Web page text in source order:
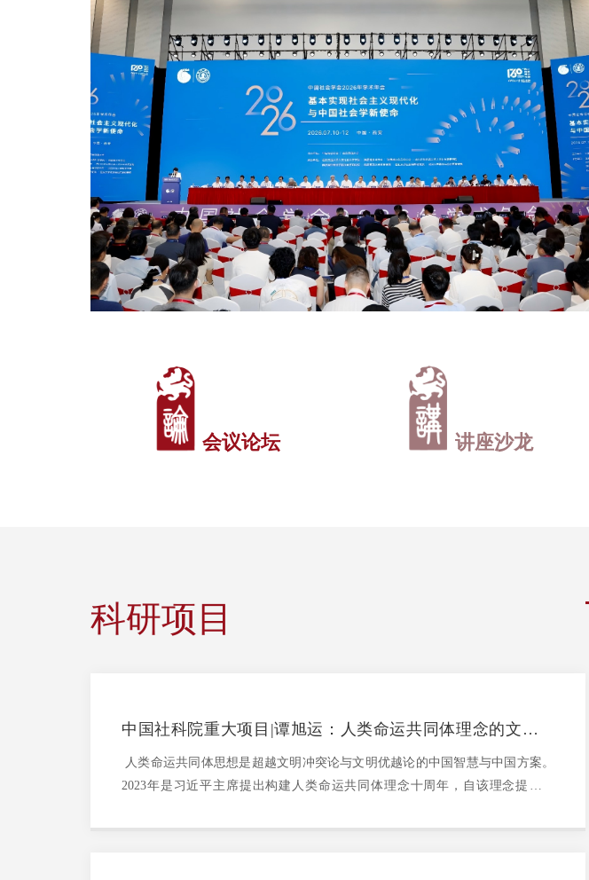
会议论坛 讲座沙龙
科研项目
中国社科院重大项目|谭旭运：人类命运共同体理念的文化心
理根基与践行路径
人类命运共同体思想是超越文明冲突论与文明优越论的中国智慧与中国方案。
2023年是习近平主席提出构建人类命运共同体理念十周年，自该理念提出以
学、人类学、政治学、管理学等学科学者开展了大量的研究，并提出了一系列